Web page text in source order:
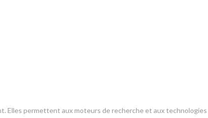
permettent aux moteurs de recherche et aux technologies